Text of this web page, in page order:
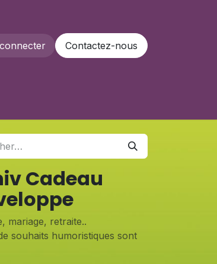
Contactez-nous
Cadeau
mariage, retraite..
souhaits humoristiques sont